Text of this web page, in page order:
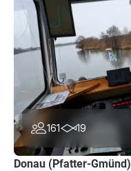
161 19
Donau (Pfatter-Gmünd)